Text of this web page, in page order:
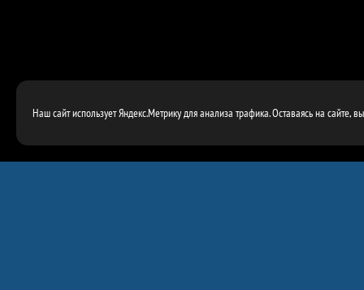
Наш сайт использует Яндекс.Метрику для анализа трафика. Оставаясь на сайте,